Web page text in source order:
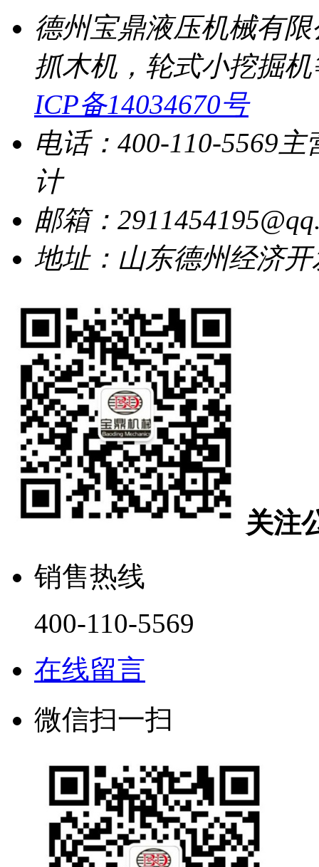
德州宝鼎液压机械有
抓木机，轮式小挖掘
ICP备14034670号
电话：400-110-5569 主
计
邮箱：
地址：山东德州经济
关注
销售热线
400-110-5569
在线留言
微信扫一扫